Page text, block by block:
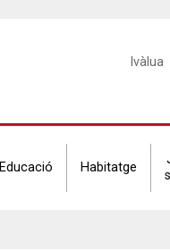
Main
Ivàlua
Educació Habitatge